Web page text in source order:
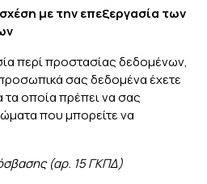
με την επεξεργασία των
περί προστασίας δεδομένων,
σας δεδομένα έχετε
τα οποία πρέπει να σας
που μπορείτε να
(αρ. 15 ΓΚΠΔ)